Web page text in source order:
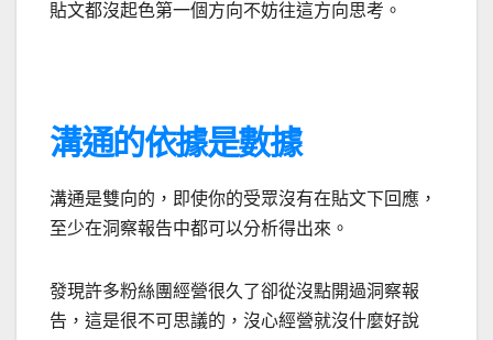
貼文都沒起色第一個方向不妨往這方向思考。
溝通的依據是數據
溝通是雙向的，即使你的受眾沒有在貼文下回應，
至少在洞察報告中都可以分析得出來。
發現許多粉絲團經營很久了卻從沒點開過洞察報
告，這是很不可思議的，沒心經營就沒什麼好說